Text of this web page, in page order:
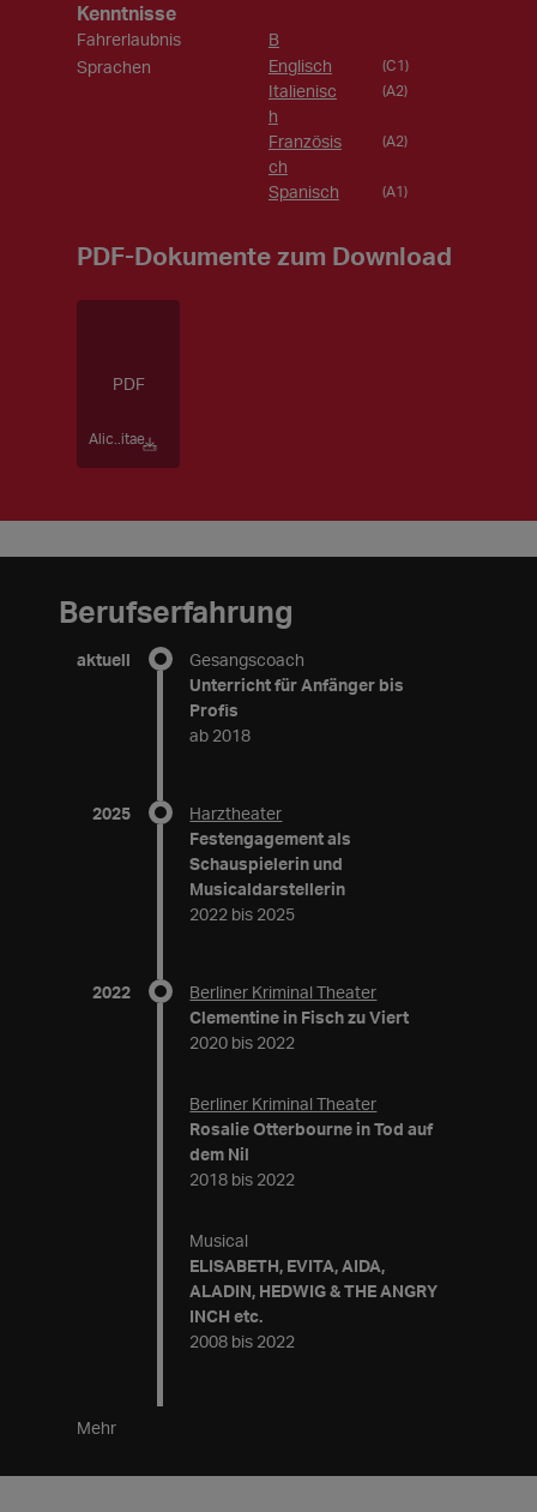
Kenntnisse
Fahrerlaubnis
B
Sprachen
Englisch (C1)
Italienisc
h
(A2)
Französis
ch
(A2)
Spanisch (A1)
PDF-Dokumente zum Download
Alic..itae
Berufserfahrung
aktuell
Gesangscoach
Unterricht für Anfänger bis
Profis
ab 2018
2025
Harztheater
Festengagement als
Schauspielerin und
Musicaldarstellerin
2022 bis 2025
2022
Berliner Kriminal Theater
Clementine in Fisch zu Viert
2020 bis 2022
Berliner Kriminal Theater
Rosalie Otterbourne in Tod auf
dem Nil
2018 bis 2022
Musical
ELISABETH, EVITA, AIDA,
ALADIN, HEDWIG & THE ANGRY
INCH etc.
2008 bis 2022
Mehr